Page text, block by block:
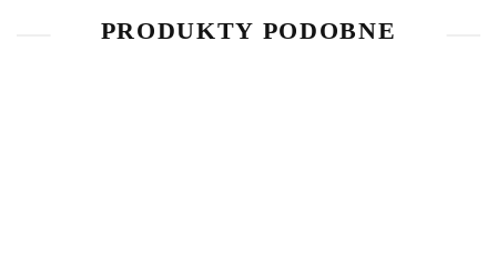
PRODUKTY PODOBNE